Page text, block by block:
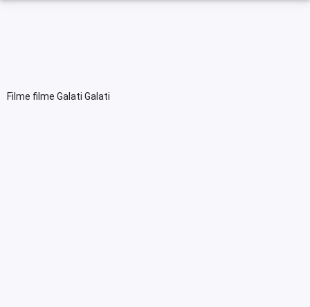
Filme filme Galati Galati